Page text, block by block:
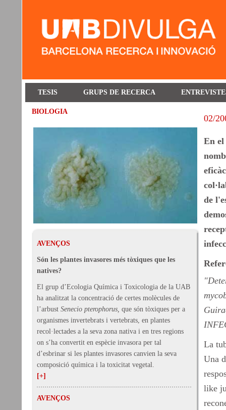
TESIS GRUPS DE RECERCA
BIOLOGIA
AVENÇOS
Són les plantes invasores més tòxiques que les
natives?
El grup d’Ecologia Química i Toxicologia de la UAB
ha analitzat la concentració de certes molècules de
l’arbust Senecio pterophorus, que són tòxiques per a
organismes invertebrats i vertebrats, en plantes
recol·lectades a la seva zona nativa i en tres regions
on s’ha convertit en espècie invasora per tal
d’esbrinar si les plantes invasores canvien la seva
composició química i la toxicitat vegetal.
[+]
AVENÇOS
02/
En
de
La
Una
like